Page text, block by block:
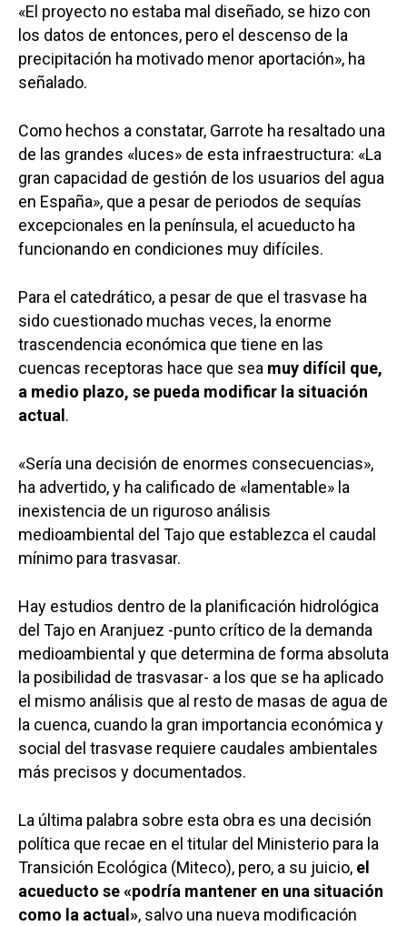
«El proyecto no estaba mal diseñado, se hizo con
los datos de entonces, pero el descenso de la
precipitación ha motivado menor aportación», ha
señalado.
Como hechos a constatar, Garrote ha resaltado una
de las grandes «luces» de esta infraestructura: «La
gran capacidad de gestión de los usuarios del agua
en España», que a pesar de periodos de sequías
excepcionales en la península, el acueducto ha
funcionando en condiciones muy difíciles.
Para el catedrático, a pesar de que el trasvase ha
sido cuestionado muchas veces, la enorme
trascendencia económica que tiene en las
cuencas receptoras hace que sea muy difícil que,
a medio plazo, se pueda modificar la situación
actual .
«Sería una decisión de enormes consecuencias»,
ha advertido, y ha calificado de «lamentable» la
inexistencia de un riguroso análisis
medioambiental del Tajo que establezca el caudal
mínimo para trasvasar.
Hay estudios dentro de la planificación hidrológica
del Tajo en Aranjuez -punto crítico de la demanda
medioambiental y que determina de forma absoluta
la posibilidad de trasvasar- a los que se ha aplicado
el mismo análisis que al resto de masas de agua de
la cuenca, cuando la gran importancia económica y
social del trasvase requiere caudales ambientales
más precisos y documentados.
La última palabra sobre esta obra es una decisión
política que recae en el titular del Ministerio para la
Transición Ecológica (Miteco), pero, a su juicio, el
acueducto se «podría mantener en una situación
como la actual», salvo una nueva modificación